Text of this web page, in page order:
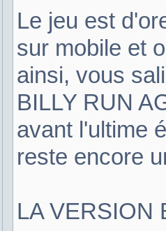
Le jeu est
sur mobile et
ainsi, vous
BILLY RUN
avant l'ultime
reste encore
LA VERSION